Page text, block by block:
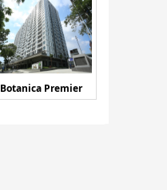
Botanica Premier